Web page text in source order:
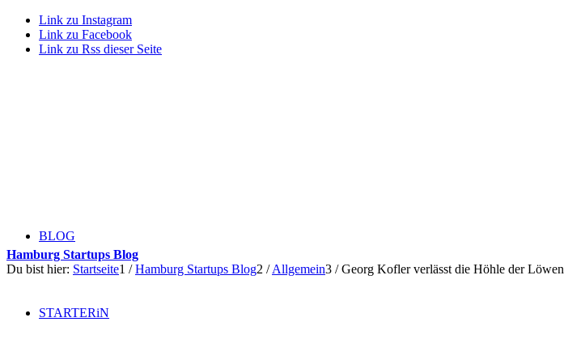
Link zu Instagram
Link zu Facebook
Link zu Rss dieser Seite
BLOG
STARTERiN
Hamburg Startups Blog
Du bist hier: Startseite1 / Hamburg Startups Blog2 / Allgemein3 / Georg Kofler verlässt die Höhle der Löwen